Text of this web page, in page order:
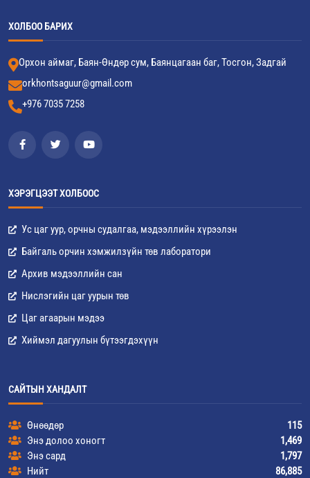
ХОЛБОО БАРИХ
Орхон аймаг, Баян-Өндөр сум, Баянцагаан баг, Тосгон, Задгай
orkhontsaguur@gmail.com
+976 7035 7258
ХЭРЭГЦЭЭТ ХОЛБООС
Ус цаг уур, орчны судалгаа, мэдээллийн хүрээлэн
Байгаль орчин хэмжилзүйн төв лаборатори
Архив мэдээллийн сан
Нислэгийн цаг уурын төв
Цаг агаарын мэдээ
Хиймэл дагуулын бүтээгдэхүүн
САЙТЫН ХАНДАЛТ
Өнөөдөр
115
Энэ долоо хоногт
1,469
Энэ сард
1,797
Нийт
86,885